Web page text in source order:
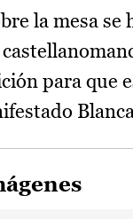
la mesa
para que